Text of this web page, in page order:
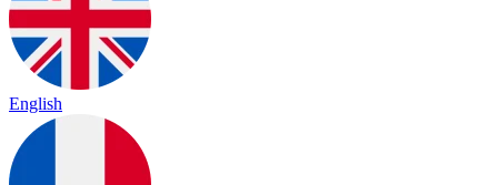
English